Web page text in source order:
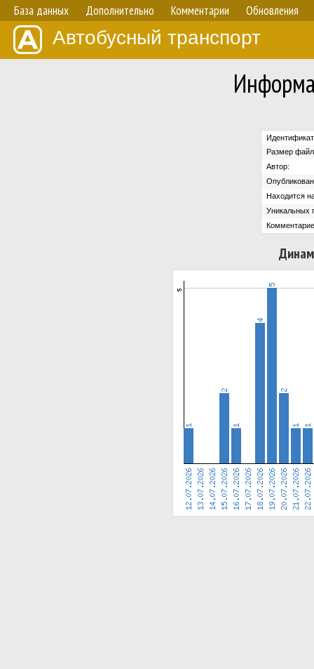
База данных Дополнительно Комментарии Обновления
Автобусный транспорт
Размер
Автор:
Находится
Уникальных